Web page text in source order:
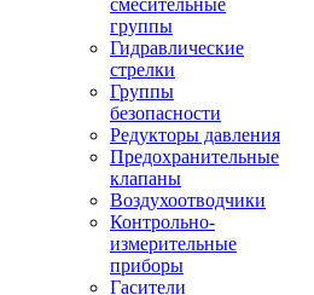
смесительные
группы
Гидравлические
стрелки
Группы
безопасности
Редукторы давления
Предохранительные
клапаны
Воздухоотводчики
Контрольно-
измерительные
приборы
Гасители